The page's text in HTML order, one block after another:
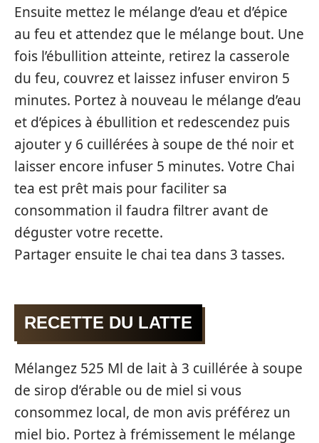
Ensuite mettez le mélange d’eau et d’épice
au feu et attendez que le mélange bout. Une
fois l’ébullition atteinte, retirez la casserole
du feu, couvrez et laissez infuser environ 5
minutes. Portez à nouveau le mélange d’eau
et d’épices à ébullition et redescendez puis
ajouter y 6 cuillérées à soupe de thé noir et
laisser encore infuser 5 minutes. Votre Chai
tea est prêt mais pour faciliter sa
consommation il faudra filtrer avant de
déguster votre recette.
Partager ensuite le chai tea dans 3 tasses.
RECETTE DU LATTE
Mélangez 525 Ml de lait à 3 cuillérée à soupe
de sirop d’érable ou de miel si vous
consommez local, de mon avis préférez un
miel bio. Portez à frémissement le mélange